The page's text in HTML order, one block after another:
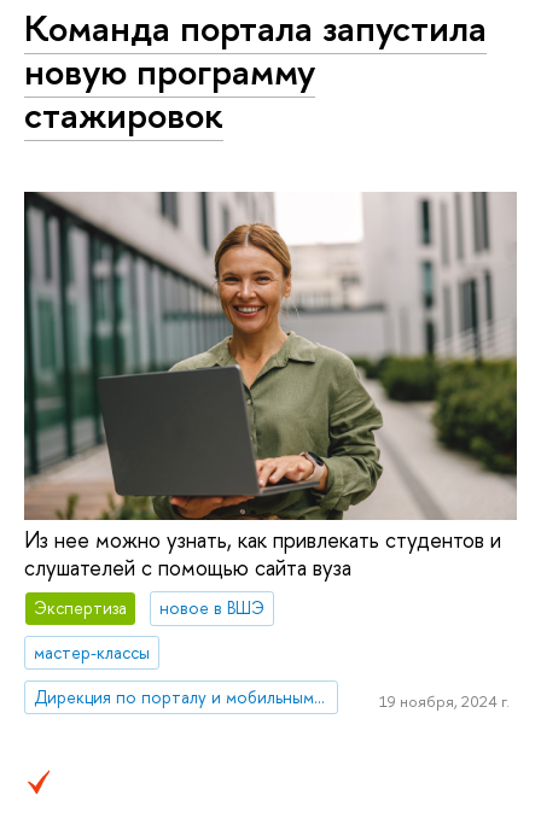
Команда портала запустила
новую программу
стажировок
Из нее можно узнать, как привлекать студентов и
слушателей с помощью сайта вуза
Экспертиза
новое в ВШЭ
мастер-классы
Дирекция по порталу и мобильным приложениям
19 ноября, 2024 г.